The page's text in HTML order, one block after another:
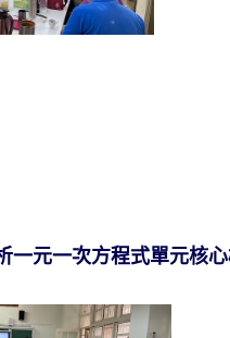
一元一次方程式單元核